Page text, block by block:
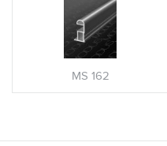
MS 162